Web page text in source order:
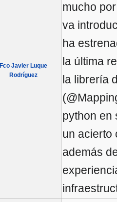
Fco Javier Luque
Rodríguez
mucho
va
ha
la última
la librería
python en
un acierto
además